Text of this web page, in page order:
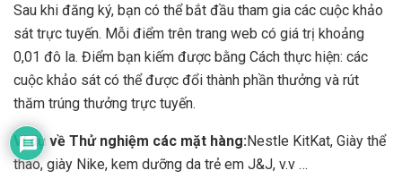
Sau khi đăng ký, bạn có thể bắt đầu tham gia các cuộc khảo
sát trực tuyến. Mỗi điểm trên trang web có giá trị khoảng
0,01 đô la. Điểm bạn kiếm được bằng Cách thực hiện: các
cuộc khảo sát có thể được đổi thành phần thưởng và rút
thăm trúng thưởng trực tuyến.
Ví dụ về Thử nghiệm các mặt hàng:Nestle KitKat, Giày thể
thao, giày Nike, kem dưỡng da trẻ em J&J, v.v …